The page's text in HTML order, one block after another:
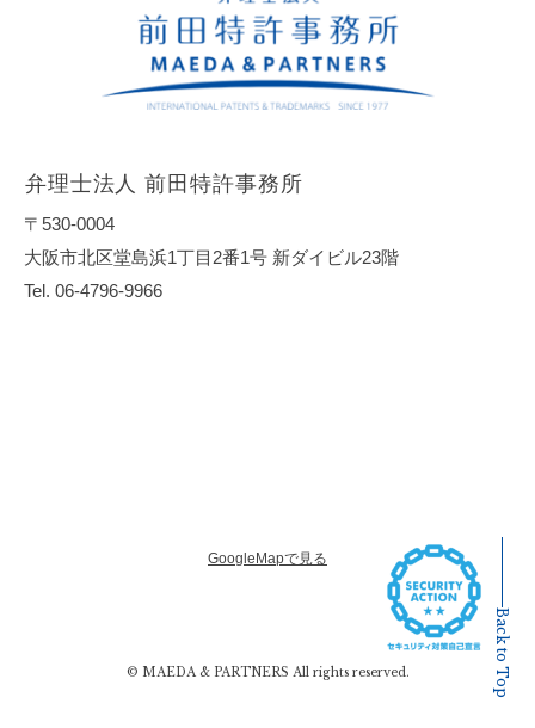
弁理士法人 前田特許事務所
〒530-0004
大阪市北区堂島浜1丁目2番1号 新ダイビル23階
Tel. 06-4796-9966
GoogleMapで見る
© MAEDA & PARTNERS All rights reserved. Back to Top